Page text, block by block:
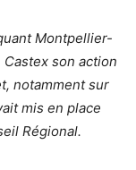
Montpellier-
Castex son action
notamment sur
mis en place
Régional.